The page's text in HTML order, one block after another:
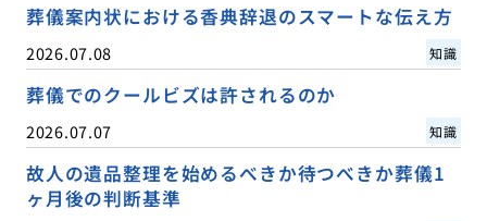
葬儀案内状における香典辞退のスマートな伝え方
2026.07.08 知識
葬儀でのクールビズは許されるのか
2026.07.07 知識
故人の遺品整理を始めるべきか待つべきか葬儀1
ヶ月後の判断基準